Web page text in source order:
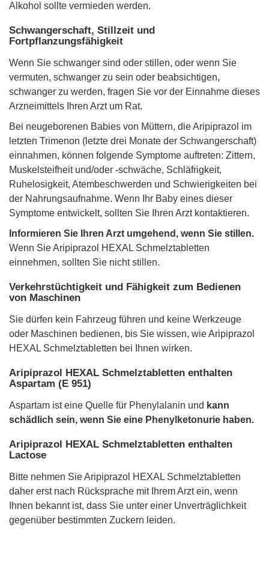
Alkohol sollte vermieden werden.
Schwangerschaft, Stillzeit und
Fortpflanzungsfähigkeit
Wenn Sie schwanger sind oder stillen, oder wenn Sie
vermuten, schwanger zu sein oder beabsichtigen,
schwanger zu werden, fragen Sie vor der Einnahme dieses
Arzneimittels Ihren Arzt um Rat.
Bei neugeborenen Babies von Müttern, die Aripiprazol im
letzten Trimenon (letzte drei Monate der Schwangerschaft)
einnahmen, können folgende Symptome auftreten: Zittern,
Muskelsteifheit und/oder -schwäche, Schläfrigkeit,
Ruhelosigkeit, Atembeschwerden und Schwierigkeiten bei
der Nahrungsaufnahme. Wenn Ihr Baby eines dieser
Symptome entwickelt, sollten Sie Ihren Arzt kontaktieren.
Informieren Sie Ihren Arzt umgehend, wenn Sie stillen.
Wenn Sie Aripiprazol HEXAL Schmelztabletten
einnehmen, sollten Sie nicht stillen.
Verkehrstüchtigkeit und Fähigkeit zum Bedienen
von Maschinen
Sie dürfen kein Fahrzeug führen und keine Werkzeuge
oder Maschinen bedienen, bis Sie wissen, wie Aripiprazol
HEXAL Schmelztabletten bei Ihnen wirken.
Aripiprazol HEXAL Schmelztabletten enthalten
Aspartam (E 951)
Aspartam ist eine Quelle für Phenylalanin und kann
schädlich sein, wenn Sie eine Phenylketonurie haben.
Aripiprazol HEXAL Schmelztabletten enthalten
Lactose
Bitte nehmen Sie Aripiprazol HEXAL Schmelztabletten
daher erst nach Rücksprache mit Ihrem Arzt ein, wenn
Ihnen bekannt ist, dass Sie unter einer Unverträglichkeit
gegenüber bestimmten Zuckern leiden.